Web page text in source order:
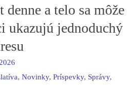
denne a telo sa môže
ukazujú jednoduchý
,Novinky,Príspevky, Správy,